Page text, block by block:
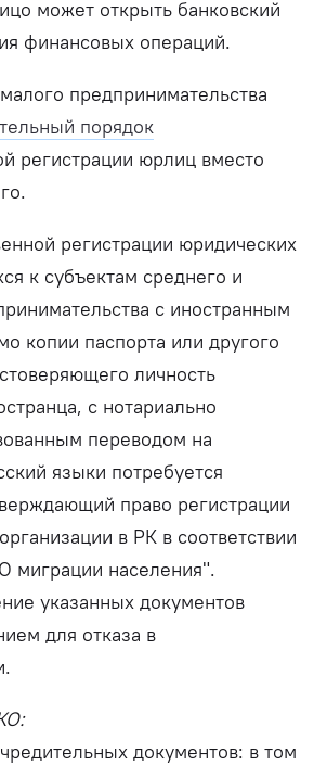
может открыть банковский
финансовых операций.
предпринимательства
порядок
регистрации юрлиц вместо
регистрации юридических
к субъектам среднего и
с иностранным
копии паспорта или другого
личность
с нотариально
переводом на
языки потребуется
право регистрации
в РК в соответствии
миграции населения".
указанных документов
для отказа в
документов: в том